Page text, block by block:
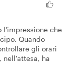
l'impressione che
Quando
gli orari
ha